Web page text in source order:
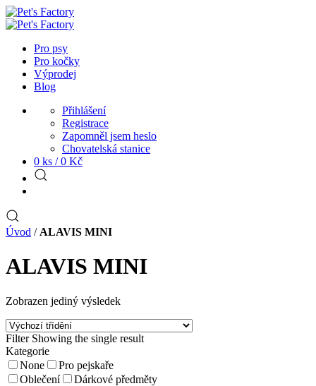
Pro psy
Pro kočky
Výprodej
Blog
Přihlášení
Registrace
Zapomněl jsem heslo
Chovatelská stanice
0 ks / 0 Kč
Úvod / ALAVIS MINI
ALAVIS MINI
Zobrazen jediný výsledek
Filter Showing the single result
Kategorie
None
Pro pejskaře
Oblečení
Dárkové předměty